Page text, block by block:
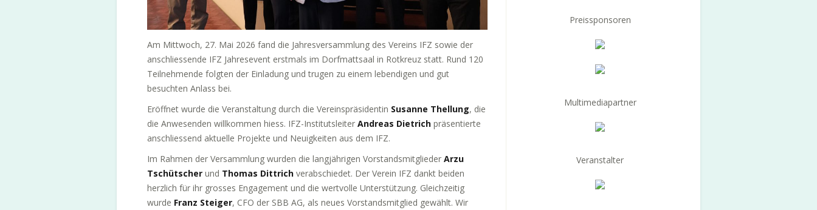
Am Mittwoch, 27. Mai 2026 fand die Jahresversammlung des Vereins IFZ sowie der
anschliessende IFZ Jahresevent erstmals im Dorfmattsaal in Rotkreuz statt. Rund 120
Teilnehmende folgten der Einladung und trugen zu einem lebendigen und gut
besuchten Anlass bei.
Eröffnet wurde die Veranstaltung durch die Vereinspräsidentin Susanne Thellung, die
die Anwesenden willkommen hiess. IFZ-Institutsleiter Andreas Dietrich präsentierte
anschliessend aktuelle Projekte und Neuigkeiten aus dem IFZ.
Im Rahmen der Versammlung wurden die langjährigen Vorstandsmitglieder Arzu
Tschütscher und Thomas Dittrich verabschiedet. Der Verein IFZ dankt beiden
herzlich für ihr grosses Engagement und die wertvolle Unterstützung. Gleichzeitig
wurde Franz Steiger, CFO der SBB AG, als neues Vorstandsmitglied gewählt. Wir
Preissponsoren
Multimediapartner
Veranstalter